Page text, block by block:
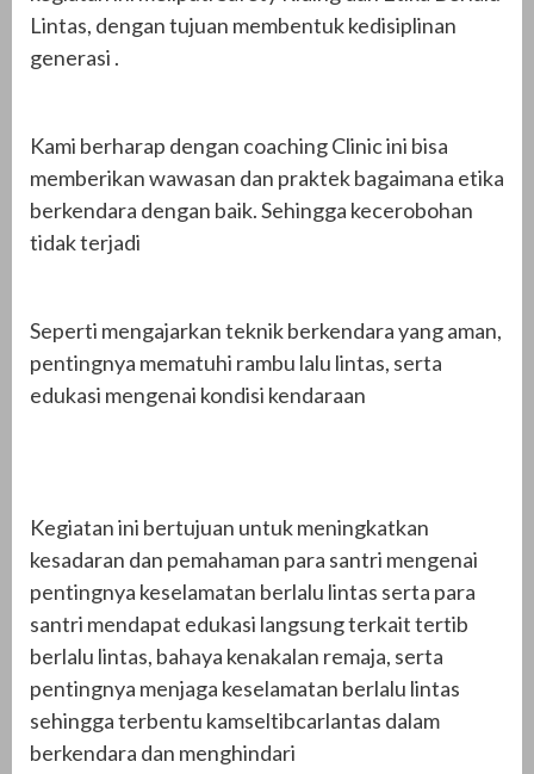
Lintas, dengan tujuan membentuk kedisiplinan
generasi .
Kami berharap dengan coaching Clinic ini bisa
memberikan wawasan dan praktek bagaimana etika
berkendara dengan baik. Sehingga kecerobohan
tidak terjadi
Seperti mengajarkan teknik berkendara yang aman,
pentingnya mematuhi rambu lalu lintas, serta
edukasi mengenai kondisi kendaraan
Kegiatan ini bertujuan untuk meningkatkan
kesadaran dan pemahaman para santri mengenai
pentingnya keselamatan berlalu lintas serta para
santri mendapat edukasi langsung terkait tertib
berlalu lintas, bahaya kenakalan remaja, serta
pentingnya menjaga keselamatan berlalu lintas
sehingga terbentu kamseltibcarlantas dalam
berkendara dan menghindari